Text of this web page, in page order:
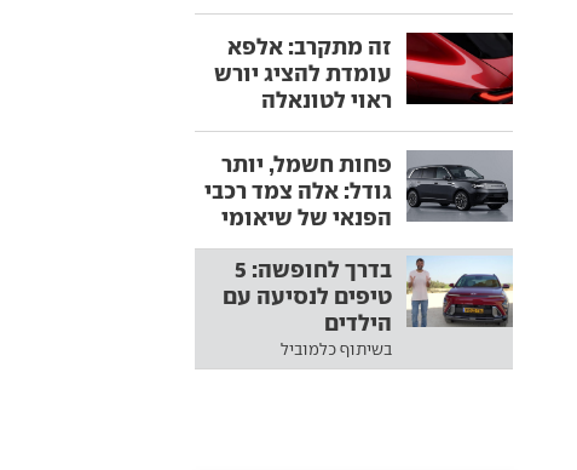
זה מתקרב: אלפא
עומדת להציג יורש
ראוי לטונאלה
פחות חשמל, יותר
גודל: אלה צמד רכבי
הפנאי של שיאומי
בדרך לחופשה: 5
טיפים לנסיעה עם
הילדים
בשיתוף כלמוביל